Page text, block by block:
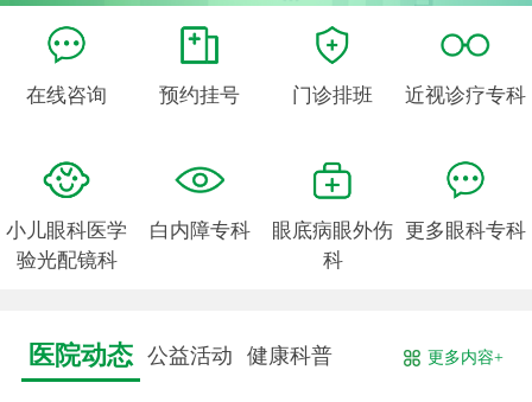
在线咨询 预约挂号 门诊排班 近视诊疗专科
小儿眼科医学
验光配镜科
白内障专科
眼底病眼外伤
科
更多眼科专科
医院动态 公益活动 健康科普 更多内容+